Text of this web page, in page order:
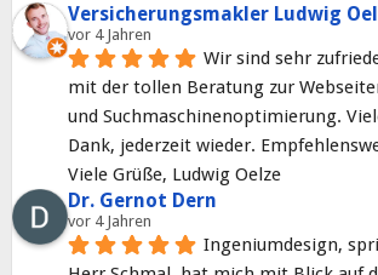
Versicherungsmakler Ludwig
vor 4 Jahren
Wir sind sehr
mit der tollen Beratung zur
und Suchmaschinenoptimierung.
Dank, jederzeit wieder.
Viele Grüße, Ludwig Oelze
Dr. Gernot Dern
vor 4 Jahren
Ingeniumdesign,